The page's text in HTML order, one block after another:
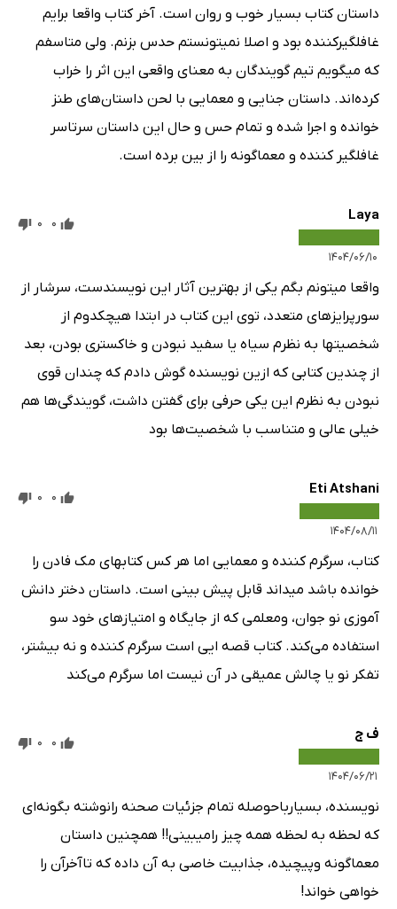
داستان کتاب بسیار خوب و روان است‌. آخر کتاب واقعا برایم
غافلگیرکننده بود و اصلا نمیتونستم حدس بزنم. ولی متاسفم
که میگویم تیم گویندگان به معنای واقعی این اثر را خراب
کرده‌اند. داستان جنایی و معمایی با لحن داستان‌های طنز
خوانده و اجرا شده و تمام حس و حال این داستان سرتاسر
غافلگیر کننده و معماگونه را از بین برده است.
Laya
۱۴۰۴/۰۶/۱۰
0
0
واقعا میتونم بگم یکی از بهترین آثار این نویسندست، سرشار از
سورپرایزهای متعدد، توی این کتاب در ابتدا هیچکدوم از
شخصیتها به نظرم سیاه یا سفید نبودن و خاکستری بودن، بعد
از چندین کتابی که ازین نویسنده گوش دادم که چندان قوی
نبودن به نظرم این یکی حرفی برای گفتن داشت، گویندگی‌ها هم
خیلی عالی و متناسب با شخصیت‌ها بود
Eti Atshani
۱۴۰۴/۰۸/۱۱
0
0
‌کتاب، سرگرم کننده و معمایی اما هر کس کتابهای مک فادن را
خوانده‌ باشد میداند قابل پیش بینی است. داستان دختر دانش
آموزی نو جوان، ومعلمی که از جایگاه و امتیاز‌های خود سو‌
استفاده می‌کند. کتاب قصه ایی است سرگرم کننده و نه بیشتر،
تفکر نو یا چالش عمیقی در آن نیست اما سرگرم می‌کند
ف ج
۱۴۰۴/۰۶/۲۱
0
0
نویسنده، بسیارباحوصله تمام جزئیات صحنه رانوشته بگونه‌ای
که لحظه به لحظه همه چیز رامیبینی!! همچنین داستان
معماگونه وپیچیده، جذابیت خاصی به آن داده که تاآخرآن را
خواهی خواند!